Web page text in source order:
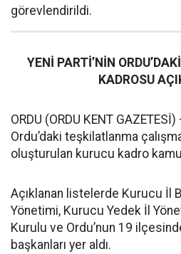
görevlendirildi.
YENİ PARTİ’NİN
KADROSU
ORDU (ORDU KENT
Ordu’daki teşkilatlanma
oluşturulan kurucu kadro
Açıklanan listelerde Kurucu İl
Yönetimi, Kurucu Yedek İl
Kurulu ve Ordu’nun 19
başkanları yer aldı.